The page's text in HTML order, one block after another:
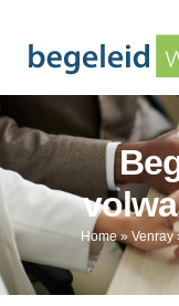
Home» Venray